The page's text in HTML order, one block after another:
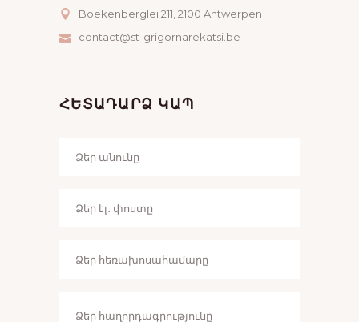
Boekenberglei 211, 2100 Antwerpen
contact@st-grigornarekatsi.be
ՀԵՏԱԴԱՐՁ ԿԱՊ